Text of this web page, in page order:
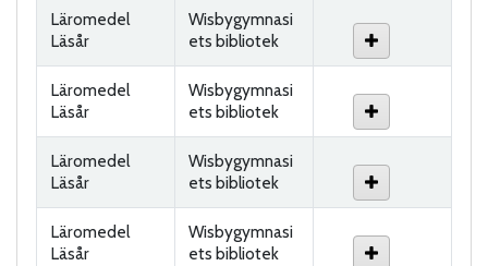
Läromedel
Läsår
Wisbygymnasi
ets bibliotek
Läromedel
Läsår
Wisbygymnasi
ets bibliotek
Läromedel
Läsår
Wisbygymnasi
ets bibliotek
Läromedel
Läsår
Wisbygymnasi
ets bibliotek